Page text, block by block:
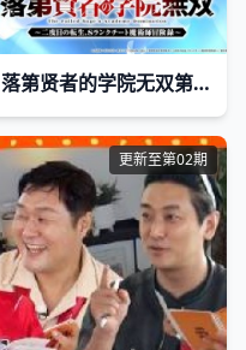
落第贤者的学院无双第二回转生
更新至第02期